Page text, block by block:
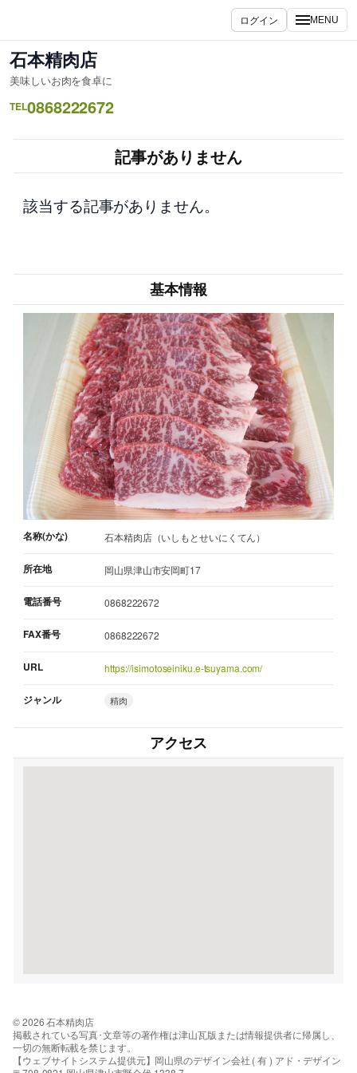
を
ス
キ
ッ
ログイン MENU
石本精肉店
美味しいお肉を食卓に
TEL0868222672
記事がありません
該当する記事がありません。
基本情報
名称(かな) 石本精肉店（いしもとせいにくてん）
所在地 岡山県津山市安岡町17
電話番号 0868222672
FAX番号 0868222672
URL https://isimotoseiniku.e-tsuyama.com/
ジャンル 精肉
アクセス
© 2026 石本精肉店
掲載されている写真･文章等の著作権は津山瓦版または情報提供者に帰属し、
一切の無断転載を禁じます。
【ウェブサイトシステム提供元】岡山県のデザイン会社 ( 有 ) アド・デザイン